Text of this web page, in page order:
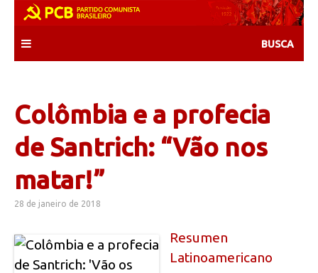
content
Colômbia e a profecia
de Santrich: “Vão nos
matar!”
28 de janeiro de 2018
Resumen
Latinoamericano